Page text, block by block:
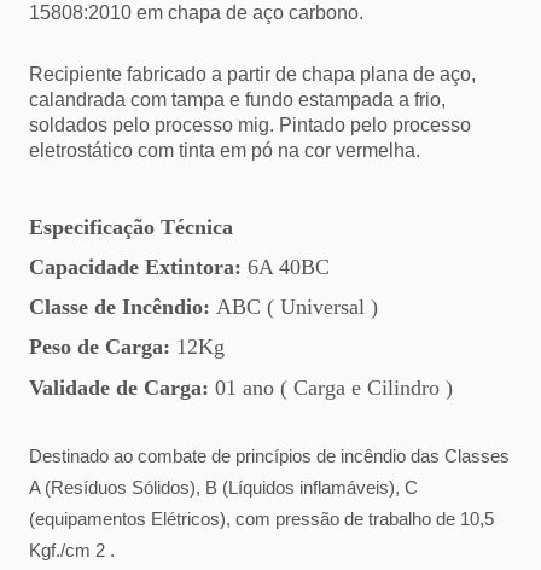
15808:2010 em chapa de aço carbono.
Recipiente fabricado a partir de chapa plana de aço,
calandrada com tampa e fundo estampada a frio,
soldados pelo processo mig. Pintado pelo processo
eletrostático com tinta em pó na cor vermelha.
Especificação Técnica
Capacidade Extintora: 6A 40BC
Classe de Incêndio: ABC ( Universal )
Peso de Carga: 12Kg
Validade de Carga: 01 ano ( Carga e Cilindro )
Destinado ao combate de princípios de incêndio das Classes
A (Resíduos Sólidos), B (Líquidos inflamáveis), C
(equipamentos Elétricos), com pressão de trabalho de 10,5
Kgf./cm 2 .